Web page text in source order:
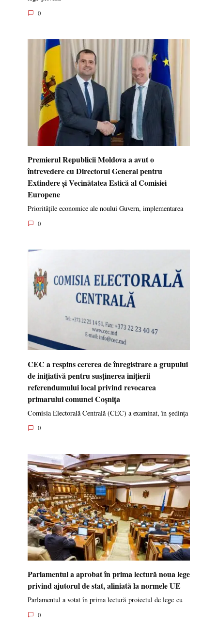
0
Premierul Republicii Moldova a avut o
întrevedere cu Directorul General pentru
Extindere și Vecinătatea Estică al Comisiei
Europene
Prioritățile economice ale noului Guvern, implementarea
0
CEC a respins cererea de înregistrare a grupului
de inițiativă pentru susținerea inițierii
referendumului local privind revocarea
primarului comunei Coșnița
Comisia Electorală Centrală (CEC) a examinat, în ședința
0
Parlamentul a aprobat în prima lectură noua lege
privind ajutorul de stat, aliniată la normele UE
Parlamentul a votat în prima lectură proiectul de lege cu
0